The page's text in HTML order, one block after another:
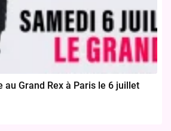
au Grand Rex à Paris le 6 juillet